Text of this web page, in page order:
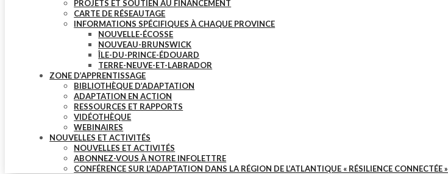
PROJETS ET SOUTIEN AU FINANCEMENT
CARTE DE RÉSEAUTAGE
INFORMATIONS SPÉCIFIQUES À CHAQUE PROVINCE
NOUVELLE-ÉCOSSE
NOUVEAU-BRUNSWICK
ÎLE-DU-PRINCE-ÉDOUARD
TERRE-NEUVE-ET-LABRADOR
ZONE D’APPRENTISSAGE
BIBLIOTHÈQUE D’ADAPTATION
ADAPTATION EN ACTION
RESSOURCES ET RAPPORTS
VIDÉOTHÈQUE
WEBINAIRES
NOUVELLES ET ACTIVITÉS
NOUVELLES ET ACTIVITÉS
ABONNEZ-VOUS À NOTRE INFOLETTRE
CONFÉRENCE SUR L’ADAPTATION DANS LA RÉGION DE L’ATLANTIQUE « RÉSILIENCE CONNECTÉE »